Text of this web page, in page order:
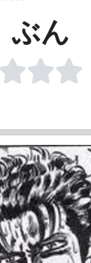
ぶん